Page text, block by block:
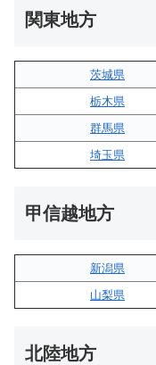
関東地方
茨城県
栃木県
群馬県
埼玉県
甲信越地方
新潟県
山梨県
北陸地方